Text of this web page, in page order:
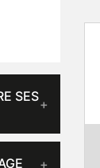
SES